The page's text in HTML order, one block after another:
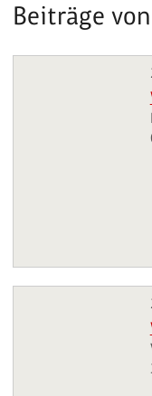
Beiträge